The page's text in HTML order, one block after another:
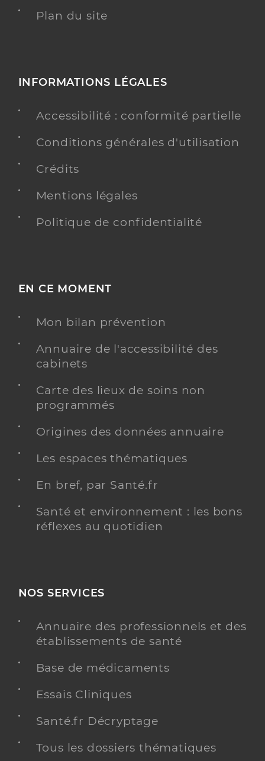
Plan du site
INFORMATIONS LÉGALES
Accessibilité : conformité partielle
Conditions générales d'utilisation
Crédits
Mentions légales
Politique de confidentialité
EN CE MOMENT
Mon bilan prévention
Annuaire de l'accessibilité des
cabinets
Carte des lieux de soins non
programmés
Origines des données annuaire
Les espaces thématiques
En bref, par Santé.fr
Santé et environnement : les bons
réflexes au quotidien
NOS SERVICES
Annuaire des professionnels et des
établissements de santé
Base de médicaments
Essais Cliniques
Santé.fr Décryptage
Tous les dossiers thématiques